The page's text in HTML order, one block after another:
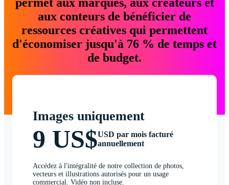
aux conteurs de bénéficier de
ressources créatives qui permettent
d'économiser jusqu'à 76 % de temps et
de budget.
Images uniquement
9 US$USD par mois facturé
annuellement
Accédez à l'intégralité de notre collection de photos,
vecteurs et illustrations autorisés pour un usage
commercial. Vidéo non incluse.